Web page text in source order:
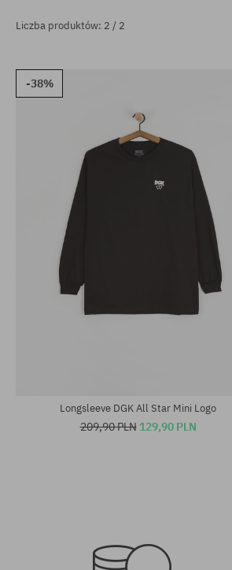
Liczba produktów: 2 / 2
-38%
Longsleeve DGK All Star Mini Logo
209,90 PLN 129,90 PLN